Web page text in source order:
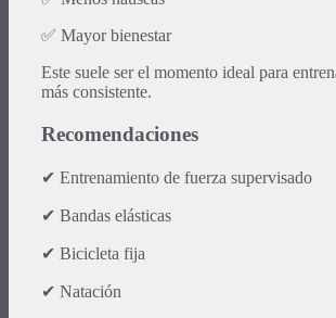
✅ Mayor bienestar
Este suele ser el momento ideal para
más consistente.
Recomendaciones
✔ Entrenamiento de fuerza supervisado
✔ Bandas elásticas
✔ Bicicleta fija
✔ Natación